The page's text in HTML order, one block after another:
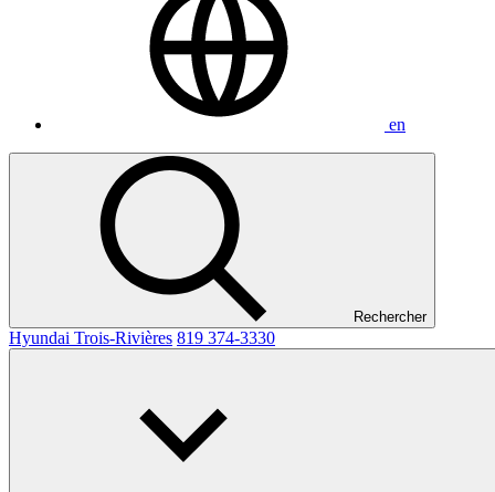
en
Rechercher
Hyundai Trois-Rivières 819 374-3330